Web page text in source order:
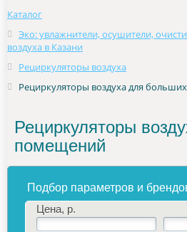
Каталог
Эко: увлажнители, осушители,
воздуха в Казани
Рециркуляторы воздуха
Рециркуляторы воздуха для
Рециркуляторы
помещений
Подбор параметров и
Цена, р.